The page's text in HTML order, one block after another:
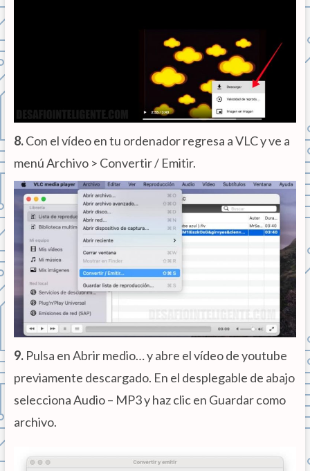
8.Con el vídeo en tu ordenador regresa a VLC y ve a
menú Archivo > Convertir / Emitir.
9.Pulsa en Abrir medio… y abre el vídeo de youtube
previamente descargado. En el desplegable de abajo
selecciona Audio – MP3 y haz clic en Guardar como
archivo.